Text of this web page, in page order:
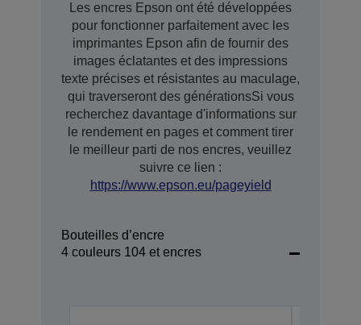
Les encres Epson ont été développées
pour fonctionner parfaitement avec les
imprimantes Epson afin de fournir des
images éclatantes et des impressions
texte précises et résistantes au maculage,
qui traverseront des générationsSi vous
recherchez davantage d'informations sur
le rendement en pages et comment tirer
le meilleur parti de nos encres, veuillez
suivre ce lien :
https://www.epson.eu/pageyield
Bouteilles d’encre
4 couleurs 104 et encres